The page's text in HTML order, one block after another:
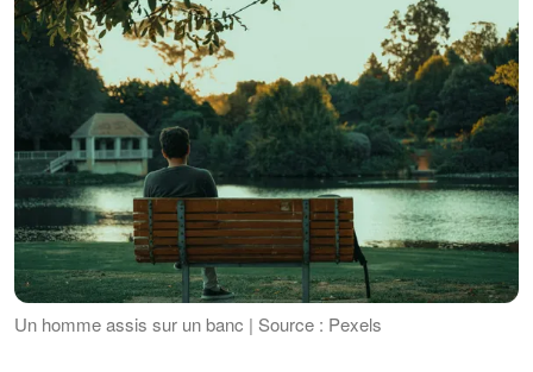
Un homme assis sur un banc | Source : Pexels